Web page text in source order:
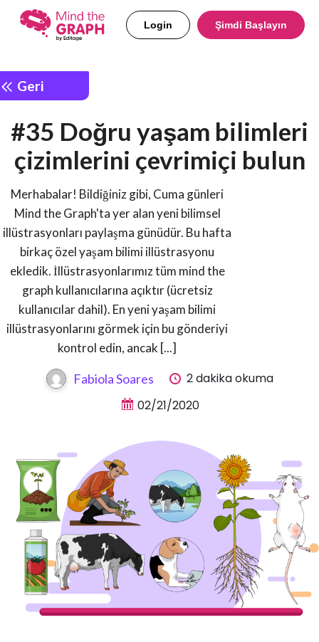
Login Şimdi Başlayın
Geri
#35 Doğru yaşam bilimleri
çizimlerini çevrimiçi bulun
Merhabalar! Bildiğiniz gibi, Cuma günleri
Mind the Graph'ta yer alan yeni bilimsel
illüstrasyonları paylaşma günüdür. Bu hafta
birkaç özel yaşam bilimi illüstrasyonu
ekledik. İllüstrasyonlarımız tüm mind the
graph kullanıcılarına açıktır (ücretsiz
kullanıcılar dahil). En yeni yaşam bilimi
illüstrasyonlarını görmek için bu gönderiyi
kontrol edin, ancak [...]
Fabiola Soares
2 dakika okuma
02/21/2020